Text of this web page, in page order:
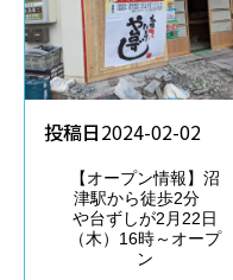
投稿日2024-02-02
【オープン情報】沼
津駅から徒歩2分
や台ずしが2月22日
（木）16時～オープ
ン